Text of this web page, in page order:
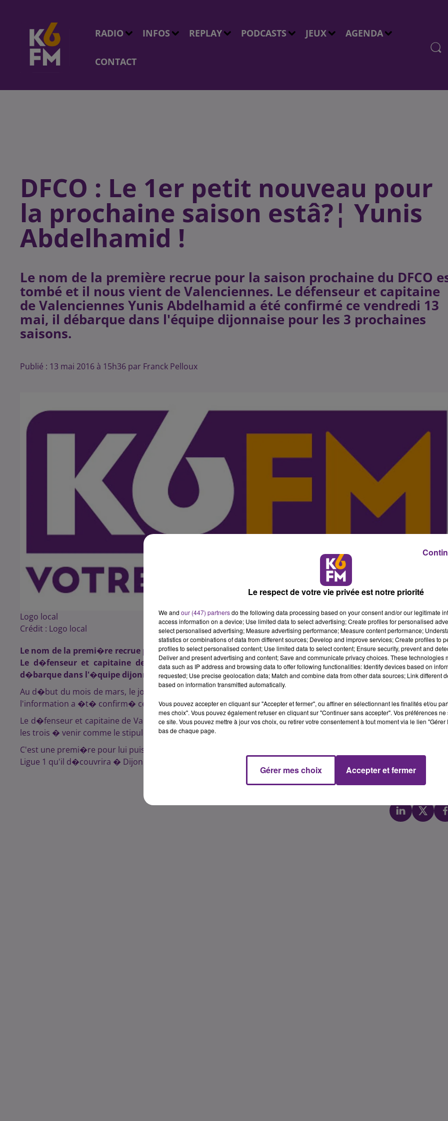
RADIO INFOS REPLAY PODCASTS JEUX AGENDA
CONTACT
DFCO : Le 1er petit nouveau pour
la prochaine saison estâ?¦ Yunis
Abdelhamid !
Le nom de la première recrue pour la saison prochaine du DFCO
tombé et il nous vient de Valenciennes. Le défenseur et capitaine
de Valenciennes Yunis Abdelhamid a été confirmé ce vendredi 13
mai, il débarque dans l'équipe dijonnaise pour les 3 prochaines
Publié : 13 mai 2016 à 15h36 par Franck Pelloux
Logo local
Crédit : Logo local
Le nom de la premi�re recrue pour la saison prochaine du DFCO est tomb� et il nous vient de
Le d�fenseur et capitaine de Valenciennes Yunis Abdelhamid a �t� confirm� ce vendredi 13
d�barque dans l'�quipe dijonnaise pour les 3 prochaines saisons.
Au d�but du mois de mars, le journal L'Equipe avait d�j� annonc� l'arriv�e de Yunis Abdelhamid au DFCO
l'information a �t� confirm� ce vendredi 13 mai par le club de foot dijonnais.
Le d�fenseur et capitaine de Valenciennes �g� de 28 ans posera donc ses valises dans la capitale des Ducs
les trois � venir comme le stipule son contrat.
C'est une premi�re pour lui puisque le joueur de football n'a jamais jou� en 1
Ligue 1 qu'il d�couvrira � Dijon la saison prochaine.
Le respect de votre vie privée est notre priorité
We and our (447) partnersdo the following data processing based on your consent and/or our legitimate
access information on a device; Use limited data to select advertising; Create profiles for personalised
select personalised advertising; Measure advertising performance; Measure content performance;
statistics or combinations of data from different sources; Develop and improve services; Create profiles to
profiles to select personalised content; Use limited data to select content; Ensure security, prevent and
Deliver and present advertising and content; Save and communicate privacy choices. These technologies
data such as IP address and browsing data to offer following functionalities: Identify devices based on
requested; Use precise geolocation data; Match and combine data from other data sources; Link different
based on information transmitted automatically.
Vous pouvez accepter en cliquant sur "Accepter et fermer", ou affiner en sélectionnant les finalités et/ou
mes choix". Vous pouvez également refuser en cliquant sur "Continuer sans accepter". Vos préférences
ce site. Vous pouvez mettre à jour vos choix, ou retirer votre consentement à tout moment via le lien
bas de chaque page.
Gérer mes choix Accepter et fermer